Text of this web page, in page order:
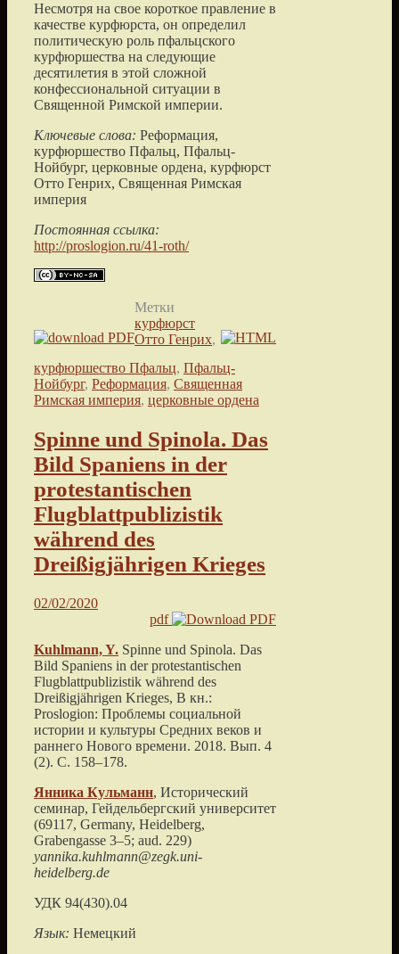
Несмотря на свое короткое правление в
качестве курфюрста, он определил
политическую роль пфальцского
курфюршества на следующие
десятилетия в этой сложной
конфессиональной ситуации в
Священной Римской империи.
Ключевые слова: Реформация,
курфюршество Пфальц, Пфальц-
Нойбург, церковные ордена, курфюрст
Отто Генрих, Священная Римская
империя
Постоянная ссылка:
http://proslogion.ru/41-roth/
Метки
курфюрст
Отто Генрих,
курфюршество Пфальц, Пфальц-
Нойбург, Реформация, Священная
Римская империя, церковные ордена
Spinne und Spinola. Das
Bild Spaniens in der
protestantischen
Flugblattpublizistik
während des
Dreißigjährigen Krieges
02/02/2020
pdf
Kuhlmann, Y. Spinne und Spinola. Das
Bild Spaniens in der protestantischen
Flugblattpublizistik während des
Dreißigjährigen Krieges, В кн.:
Proslogion: Проблемы социальной
истории и культуры Средних веков и
раннего Нового времени. 2018. Вып. 4
(2). С. 158–178.
Янника Кульманн, Исторический
семинар, Гейдельбергский университет
(69117, Germany, Heidelberg,
Grabengasse 3–5; aud. 229)
yannika.kuhlmann@zegk.uni-
heidelberg.de
УДК 94(430).04
Язык: Немецкий